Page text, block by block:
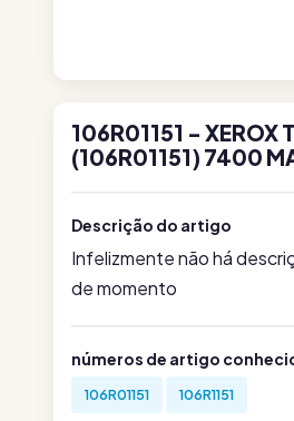
106R01151 - XEROX
(106R01151) 7400
Descrição do artigo
Infelizmente não há
de momento
números de artigo
106R01151 106R1151